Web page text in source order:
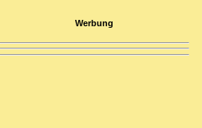
Werbung